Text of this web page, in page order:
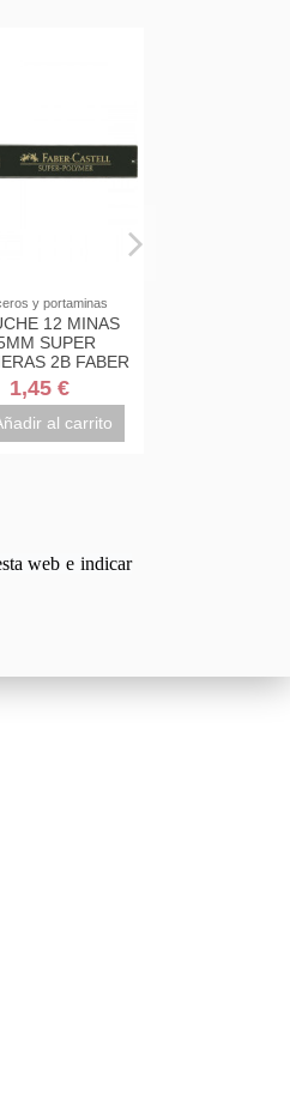
y portaminas
12 MINAS
SUPER
2B FABER
120502
1,45 €
al carrito
web e indicar